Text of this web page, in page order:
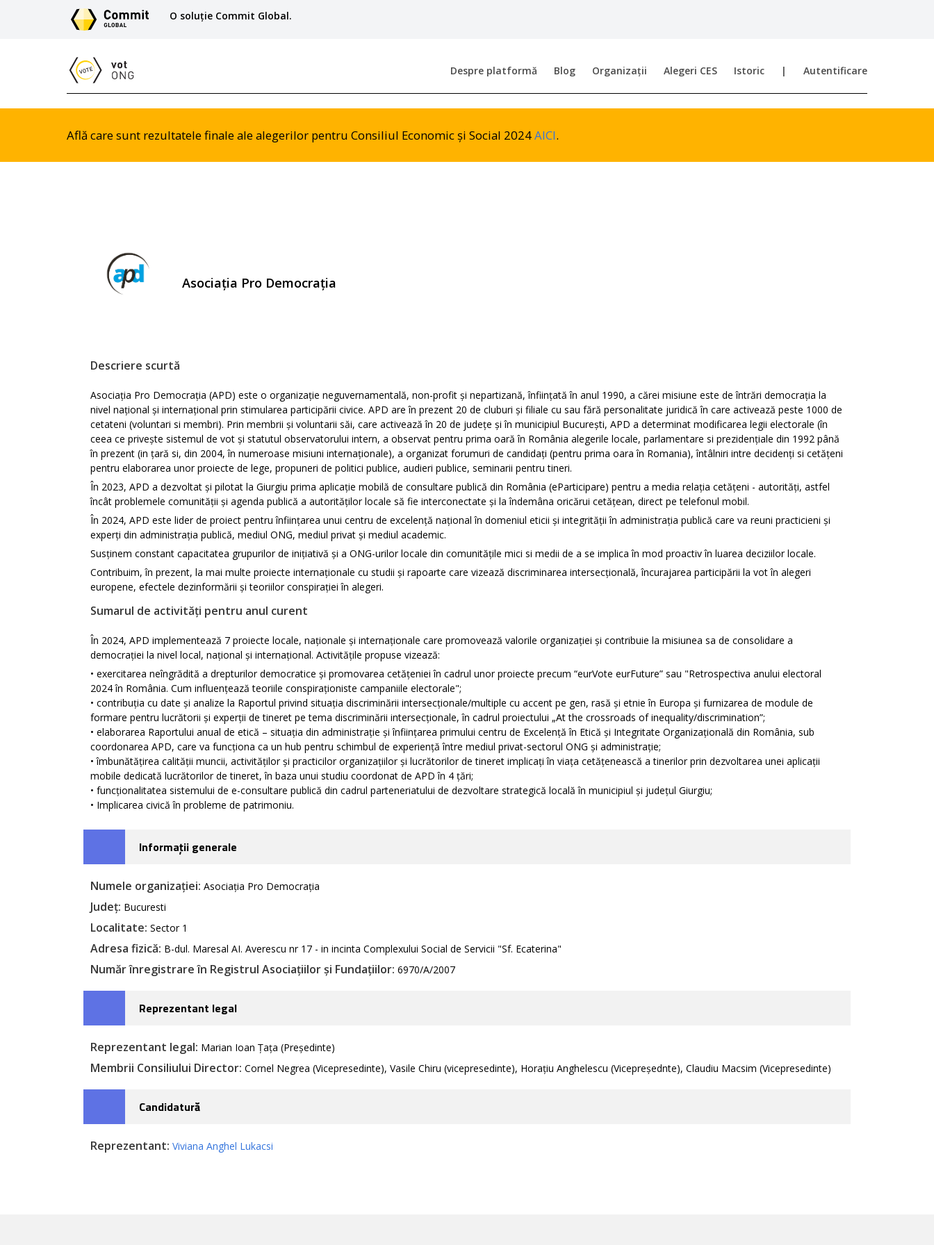
O soluție Commit Global.
Despre platformă Blog Organizații Alegeri CES Istoric | Autentificare
Află care sunt rezultatele finale ale alegerilor pentru Consiliul Economic și Social 2024AICI.
Asociația Pro Democrația
Descriere scurtă
Asociația Pro Democrația (APD) este o organizație neguvernamentală, non-profit și nepartizană, înființată în anul 1990, a cărei misiune este de întrări democrația la
nivel național și internațional prin stimularea participării civice. APD are în prezent 20 de cluburi și filiale cu sau fără personalitate juridică în care activează peste 1000 de
cetateni (voluntari si membri). Prin membrii și voluntarii săi, care activează în 20 de județe și în municipiul București, APD a determinat modificarea legii electorale (în
ceea ce privește sistemul de vot și statutul observatorului intern, a observat pentru prima oară în România alegerile locale, parlamentare si prezidențiale din 1992 până
în prezent (in țară si, din 2004, în numeroase misiuni internaționale), a organizat forumuri de candidați (pentru prima oara în Romania), întâlniri intre decidenți si cetățeni
pentru elaborarea unor proiecte de lege, propuneri de politici publice, audieri publice, seminarii pentru tineri.
În 2023, APD a dezvoltat și pilotat la Giurgiu prima aplicație mobilă de consultare publică din România (eParticipare) pentru a media relația cetățeni - autorități, astfel
încât problemele comunității și agenda publică a autorităților locale să fie interconectate și la îndemâna oricărui cetățean, direct pe telefonul mobil.
În 2024, APD este lider de proiect pentru înființarea unui centru de excelență național în domeniul eticii și integrității în administrația publică care va reuni practicieni și
experți din administrația publică, mediul ONG, mediul privat și mediul academic.
Susținem constant capacitatea grupurilor de inițiativă și a ONG-urilor locale din comunitățile mici si medii de a se implica în mod proactiv în luarea deciziilor locale.
Contribuim, în prezent, la mai multe proiecte internaționale cu studii și rapoarte care vizează discriminarea intersecțională, încurajarea participării la vot în alegeri
europene, efectele dezinformării și teoriilor conspirației în alegeri.
Sumarul de activități pentru anul curent
În 2024, APD implementează 7 proiecte locale, naționale și internaționale care promovează valorile organizației și contribuie la misiunea sa de consolidare a
democrației la nivel local, național și internațional. Activitățile propuse vizează:
• exercitarea neîngrădită a drepturilor democratice și promovarea cetățeniei în cadrul unor proiecte precum “eurVote eurFuture” sau "Retrospectiva anului electoral
2024 în România. Cum influențează teoriile conspiraționiste campaniile electorale";
• contribuția cu date și analize la Raportul privind situația discriminării intersecționale/multiple cu accent pe gen, rasă și etnie în Europa și furnizarea de module de
formare pentru lucrătorii și experții de tineret pe tema discriminării intersecționale, în cadrul proiectului „At the crossroads of inequality/discrimination”;
• elaborarea Raportului anual de etică – situația din administrație și înființarea primului centru de Excelență în Etică și Integritate Organizațională din România, sub
coordonarea APD, care va funcționa ca un hub pentru schimbul de experiență între mediul privat-sectorul ONG și administrație;
• îmbunătățirea calității muncii, activităților și practicilor organizațiilor și lucrătorilor de tineret implicați în viața cetățenească a tinerilor prin dezvoltarea unei aplicații
mobile dedicată lucrătorilor de tineret, în baza unui studiu coordonat de APD în 4 țări;
• funcționalitatea sistemului de e-consultare publică din cadrul parteneriatului de dezvoltare strategică locală în municipiul și județul Giurgiu;
• Implicarea civică în probleme de patrimoniu.
Informații generale
Numele organizației: Asociația Pro Democrația
Județ: Bucuresti
Localitate: Sector 1
Adresa fizică: B-dul. Maresal AI. Averescu nr 17 - in incinta Complexului Social de Servicii "Sf. Ecaterina"
Număr înregistrare în Registrul Asociațiilor și Fundațiilor: 6970/A/2007
Reprezentant legal
Reprezentant legal: Marian Ioan Țața (Președinte)
Membrii Consiliului Director: Cornel Negrea (Vicepresedinte), Vasile Chiru (vicepresedinte), Horațiu Anghelescu (Vicepreșednte), Claudiu Macsim (Vicepresedinte)
Candidatură
Reprezentant: Viviana Anghel Lukacsi